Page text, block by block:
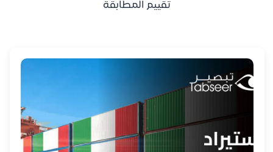
تقييم المطابقة